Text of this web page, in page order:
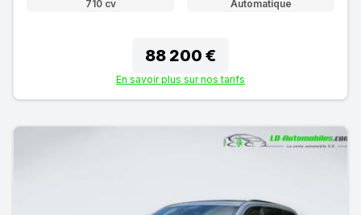
710 cv
Automatique
88 200 €
En savoir plus sur nos tarifs